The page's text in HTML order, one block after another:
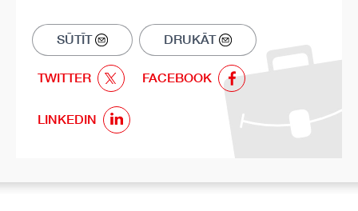
SŪTĪT DRUKĀT
TWITTER FACEBOOK
LINKEDIN